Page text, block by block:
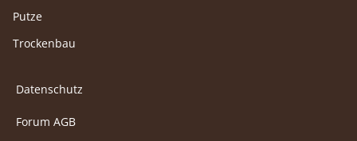
Putze
Trockenbau
Datenschutz
Forum AGB